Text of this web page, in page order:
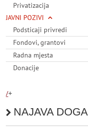
Privatizacija
JAVNI POZIVI
Podsticaji privredi
Fondovi, grantovi
Radna mjesta
Donacije
/+
NAJAVA